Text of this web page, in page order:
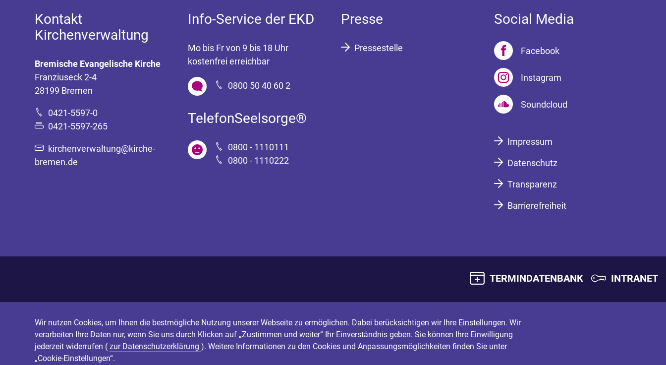
Kontakt
Kirchenverwaltung
Bremische Evangelische Kirche
Franziuseck 2-4
28199 Bremen
0421-5597-0
0421-5597-265
kirchenverwaltung@kirche-
bremen.de
Info-Service der EKD
Mo bis Fr von 9 bis 18 Uhr
kostenfrei erreichbar
0800 50 40 60 2
TelefonSeelsorge®
0800 - 1110111
0800 - 1110222
Presse
Pressestelle
Social Media
Facebook
Instagram
Soundcloud
Impressum
Datenschutz
Transparenz
Barrierefreiheit
TERMINDATENBANK INTRANET
Wir nutzen Cookies, um Ihnen die bestmögliche Nutzung unserer Webseite zu ermöglichen. Dabei berücksichtigen wir Ihre Einstellungen. Wir
verarbeiten Ihre Daten nur, wenn Sie uns durch Klicken auf „Zustimmen und weiter“ Ihr Einverständnis geben. Sie können Ihre Einwilligung
jederzeit widerrufen ( zur Datenschutzerklärung ). Weitere Informationen zu den Cookies und Anpassungsmöglichkeiten finden Sie unter
„Cookie-Einstellungen“.